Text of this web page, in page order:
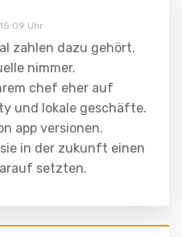
Uhr
zahlen dazu gehört.
nimmer.
chef eher auf
und lokale geschäfte.
app versionen.
in der zukunft einen
setzten.